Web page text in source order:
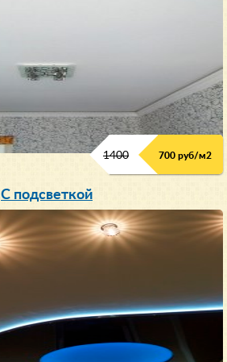
1400 700 руб/м2
С подсветкой